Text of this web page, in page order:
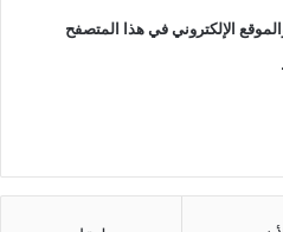
الإلكتروني في هذا المتصفح